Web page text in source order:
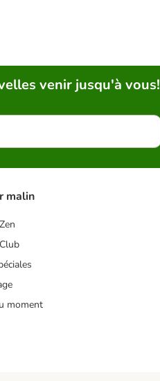
venir jusqu'à vous!
malin
moment